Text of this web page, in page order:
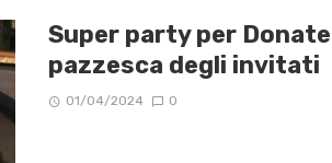
Super party per
pazzesca degli invitati
01/04/2024 0